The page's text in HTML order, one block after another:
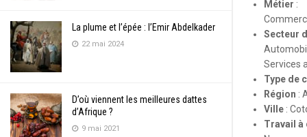
La plume et l’épée : l’Emir Abdelkader
22 mai 2024
D’où viennent les meilleures dattes
d’Afrique ?
9 mai 2021
Métier :
Secteur
Services
Type de
Région :
Ville :
Travail à